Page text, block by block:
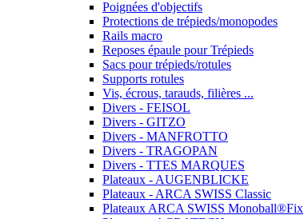
Poignées d'objectifs
Protections de trépieds/monopodes
Rails macro
Reposes épaule pour Trépieds
Sacs pour trépieds/rotules
Supports rotules
Vis, écrous, tarauds, filières ...
Divers - FEISOL
Divers - GITZO
Divers - MANFROTTO
Divers - TRAGOPAN
Divers - TTES MARQUES
Plateaux - AUGENBLICKE
Plateaux - ARCA SWISS Classic
Plateaux ARCA SWISS Monoball®Fix